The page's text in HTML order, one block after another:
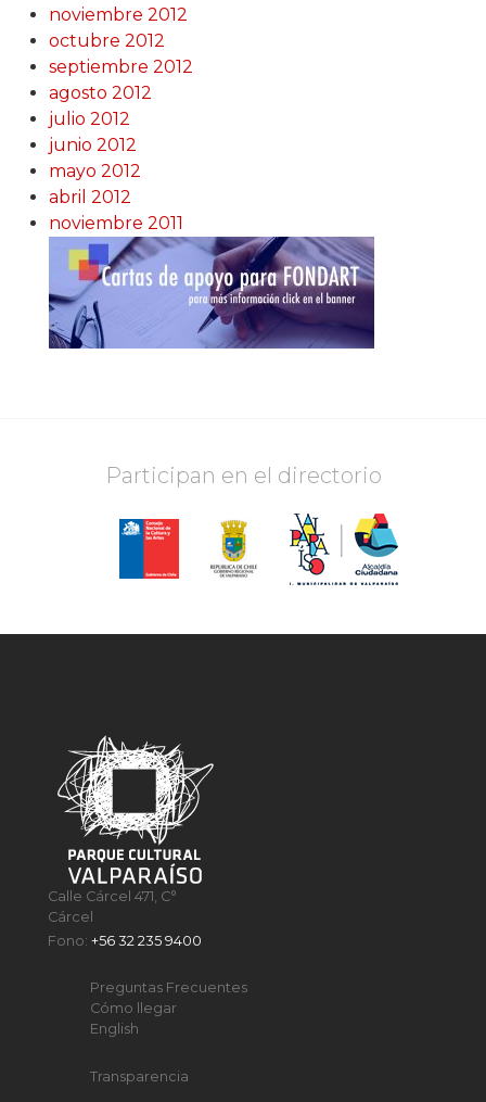
noviembre 2012
octubre 2012
septiembre 2012
agosto 2012
julio 2012
junio 2012
mayo 2012
abril 2012
noviembre 2011
Participan en el directorio
Calle Cárcel 471, C°
Cárcel
Fono:+56 32 235 9400
Preguntas Frecuentes
Cómo llegar
English
Transparencia